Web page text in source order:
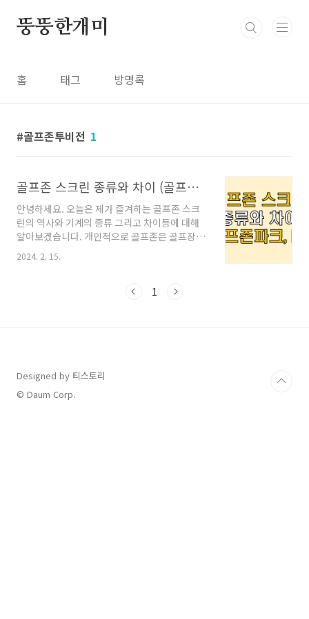
뚱뚱한개미
홈 태그 방명록
골프존투비전 1
골프존 스크린 종류와 차이 (골프존파크, 골프존NX)
안녕하세요. 오늘은 제가 즐겨하는 골프존 스크
린의 역사와 기계의 종류 그리고 차이등에 대해
알아보겠습니다. 개인적으로 골프존은 골프장이
많이 없는 우리나라가 골프강국으로 우뚝 서게
만든 일등공신이라고 생각합니다. 골프를 플레이
해 한국이 현저하게 떨어지지만 그에 비해 인구
하답니다. ㅎㅎ 각설하고 많은 사람들이 골프존
스크린장을 많이 가실텐데 보면 매장이름이 골프
존파크라고 되어있는 곳도 있고, 그냥 골프존이
2024. 2. 15.
1
Designed by 티스토리
© Daum Corp.